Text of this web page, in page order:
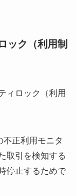
ック（利用制
ィロック（利用
不正利用モニタ
取引を検知する
停止するためで